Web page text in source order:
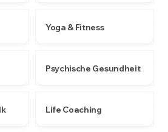
Yoga & Fitness
Psychische Gesundheit
Life Coaching